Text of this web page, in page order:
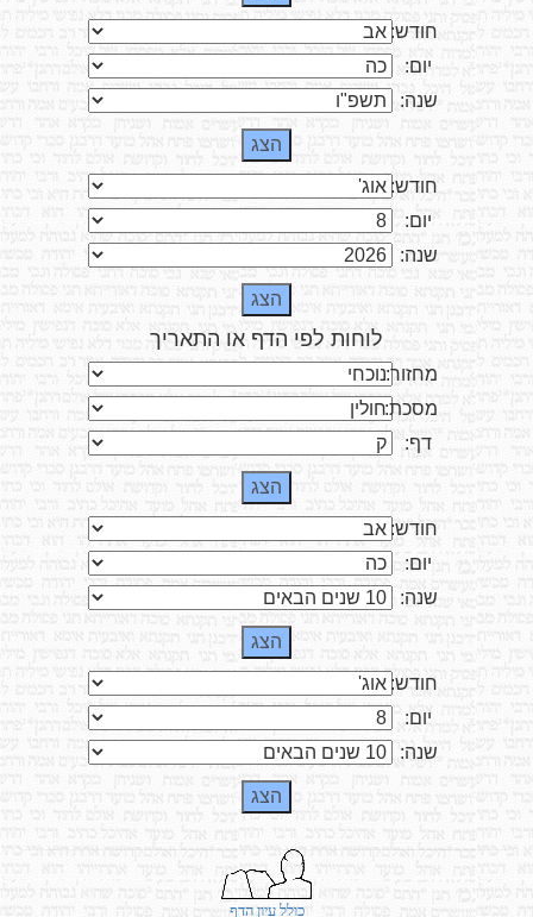
חודש:
יום:
שנה:
חודש:
יום:
שנה:
לוחות לפי הדף או התאריך
מחזור:
מסכת:
דף:
חודש:
יום:
שנה:
חודש:
יום:
שנה:
כולל עיון הדף